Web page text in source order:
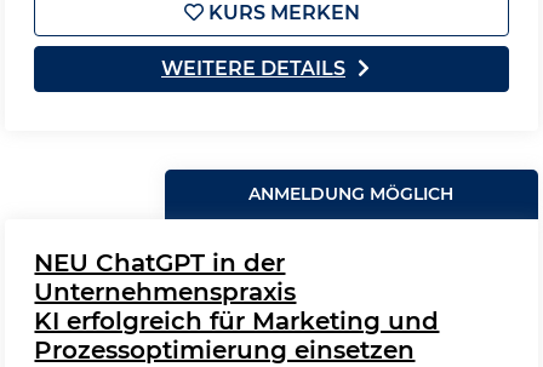
KURS MERKEN
WEITERE DETAILS
ANMELDUNG MÖGLICH
NEU ChatGPT in der
Unternehmenspraxis
KI erfolgreich für Marketing und
Prozessoptimierung einsetzen